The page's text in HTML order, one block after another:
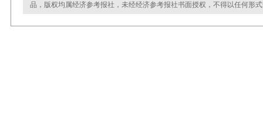
品，版权均属经济参考报社，未经经济参考报社书面授权，不得以任何形